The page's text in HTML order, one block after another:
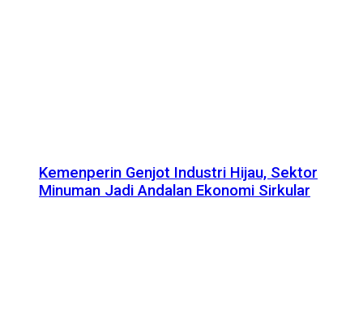
Kemenperin Genjot Industri Hijau, Sektor
Minuman Jadi Andalan Ekonomi Sirkular